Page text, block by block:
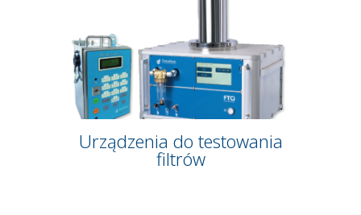
Urządzenia do testowania
filtrów